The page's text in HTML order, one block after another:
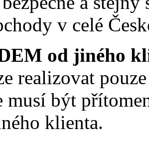
v celé
od jiného
realizovat
musí být
klienta.